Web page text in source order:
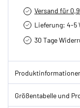
Versand für
Lieferung: 4-5
30 Tage
Größentabelle und